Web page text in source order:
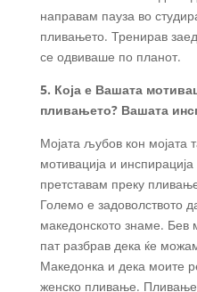
направам пауза во
пливањето. Тренирав
се одвиваше по планот.
5. Која е Вашата
пливањето? Вашата
Мојата љубов кон мојата
мотивација и
претставам преку
Големо е задоволството
македонското знаме. Бев
пат разбрав дека ќе
Македонка и дека моите
женско пливање.